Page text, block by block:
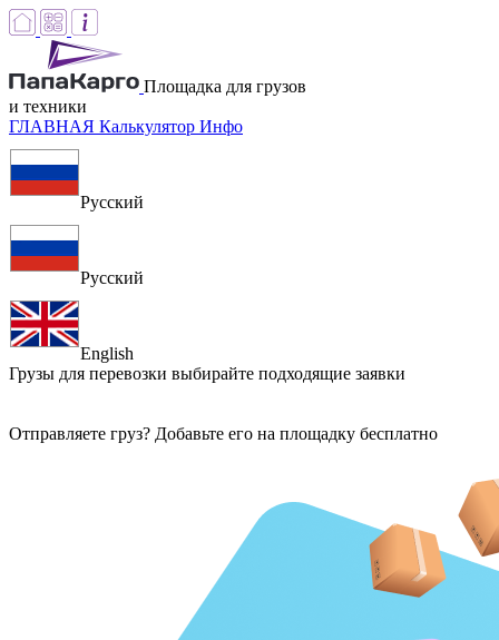
Площадка для грузов
и техники
ГЛАВНАЯ Калькулятор Инфо
Русский
Русский
English
Грузы для перевозки выбирайте подходящие заявки
Отправляете груз? Добавьте его на площадку бесплатно